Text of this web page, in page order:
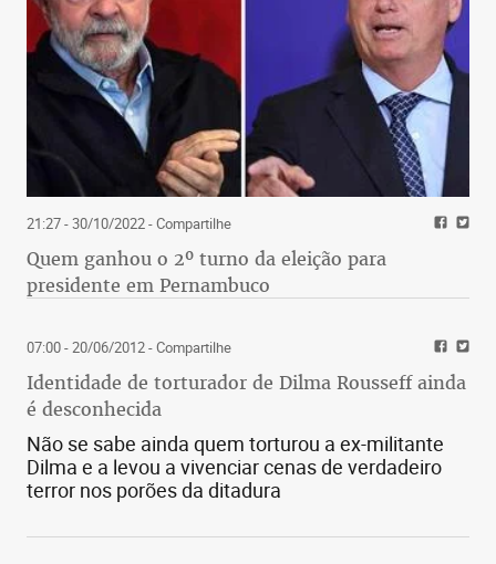
21:27 - 30/10/2022- Compartilhe
Quem ganhou o 2º turno da eleição para
presidente em Pernambuco
07:00 - 20/06/2012- Compartilhe
Identidade de torturador de Dilma Rousseff ainda
é desconhecida
Não se sabe ainda quem torturou a ex-militante
Dilma e a levou a vivenciar cenas de verdadeiro
terror nos porões da ditadura